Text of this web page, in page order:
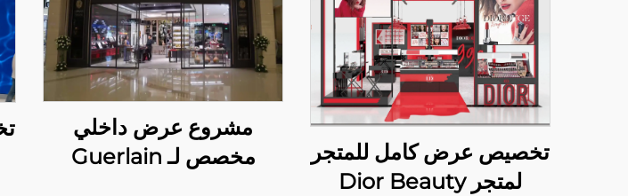
تخصيص عرض كامل للمتجر
لمتجر Dior Beauty
مشروع عرض داخلي
مخصص لـ Guerlain